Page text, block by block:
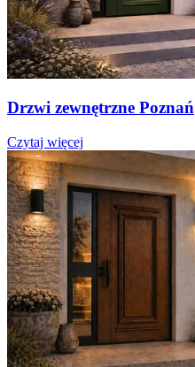
Drzwi zewnętrzne Poznań
Czytaj więcej